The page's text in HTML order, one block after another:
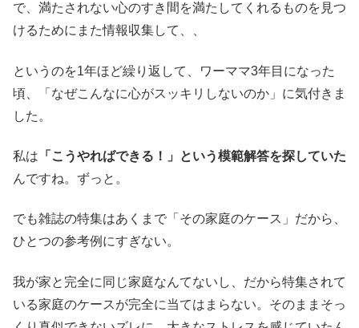
で、満たされない心のすき間を満たしてくれるものを見つ
けるためにまた情報収集して、、
というのを1年ほど繰り返して、ワーママ3年目になった
頃、「なぜこんなに心がスッキリしないのか」に気付きま
した。
私は 「こうやればできる！」という模範解答を探していた
んですね。ずっと。
でも雑誌の特集はあくまで「その家庭のケース」だから、
ひとつの参考例にすぎない。
我が家と完全に同じ家庭なんてないし、だから特集されて
いる家庭のケースが完全に当てはまらない。そのままそっ